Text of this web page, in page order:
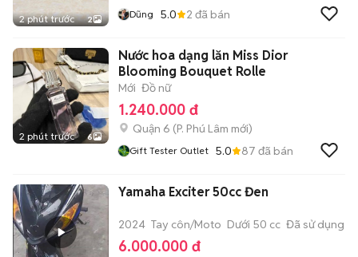
2 phút trước 2 Dũng 5.0 2 đã bán
2 phút trước 6
Nước hoa dạng lăn Miss Dior
Blooming Bouquet Rolle
Mới Đồ nữ
1.240.000 đ
Quận 6 (P. Phú Lâm mới)
Gift Tester Outlet 5.0 87 đã bán
Yamaha Exciter 50cc Đen
2024 Tay côn/Moto Dưới 50 cc Đã sử dụng
6.000.000 đ